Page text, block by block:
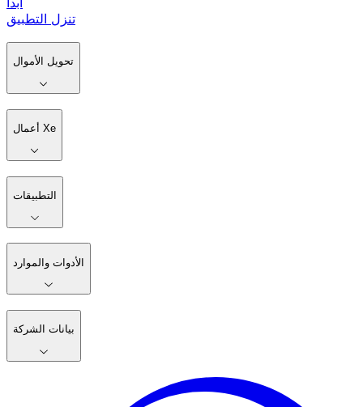
تبسيط عمليات تحويل الأموال
تساعدك Xe على إرسال تحويلات مالية إلى الخارج عبر الإنترنت
سريعًا، وبرسوم منخفضة
تنزل التطبيق
تحويل الأموال
أعمال Xe
التطبيقات
الأدوات والموارد